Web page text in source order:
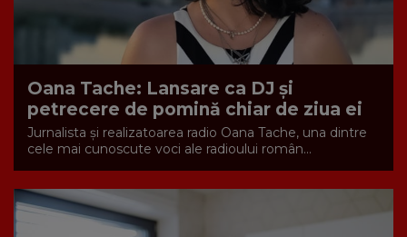
Oana Tache: Lansare ca DJ și
petrecere de pomină chiar de ziua ei
Jurnalista și realizatoarea radio Oana Tache, una dintre
cele mai cunoscute voci ale radioului român...